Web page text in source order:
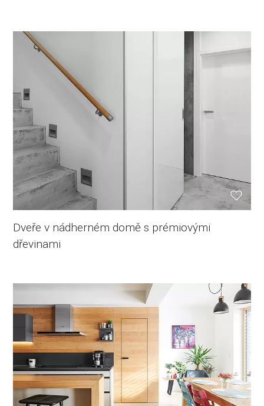
Dveře v nádherném domě s prémiovými
dřevinami